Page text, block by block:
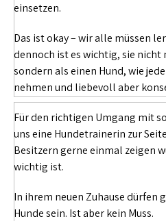
einsetzen.
Das ist okay – wir alle müssen
dennoch ist es wichtig, sie nicht
sondern als einen Hund, wie
nehmen und liebevoll aber
Für den richtigen Umgang mit
uns eine Hundetrainerin zur
Besitzern gerne einmal zeigen
wichtig ist.
In ihrem neuen Zuhause dürfen
Hunde sein. Ist aber kein Muss.